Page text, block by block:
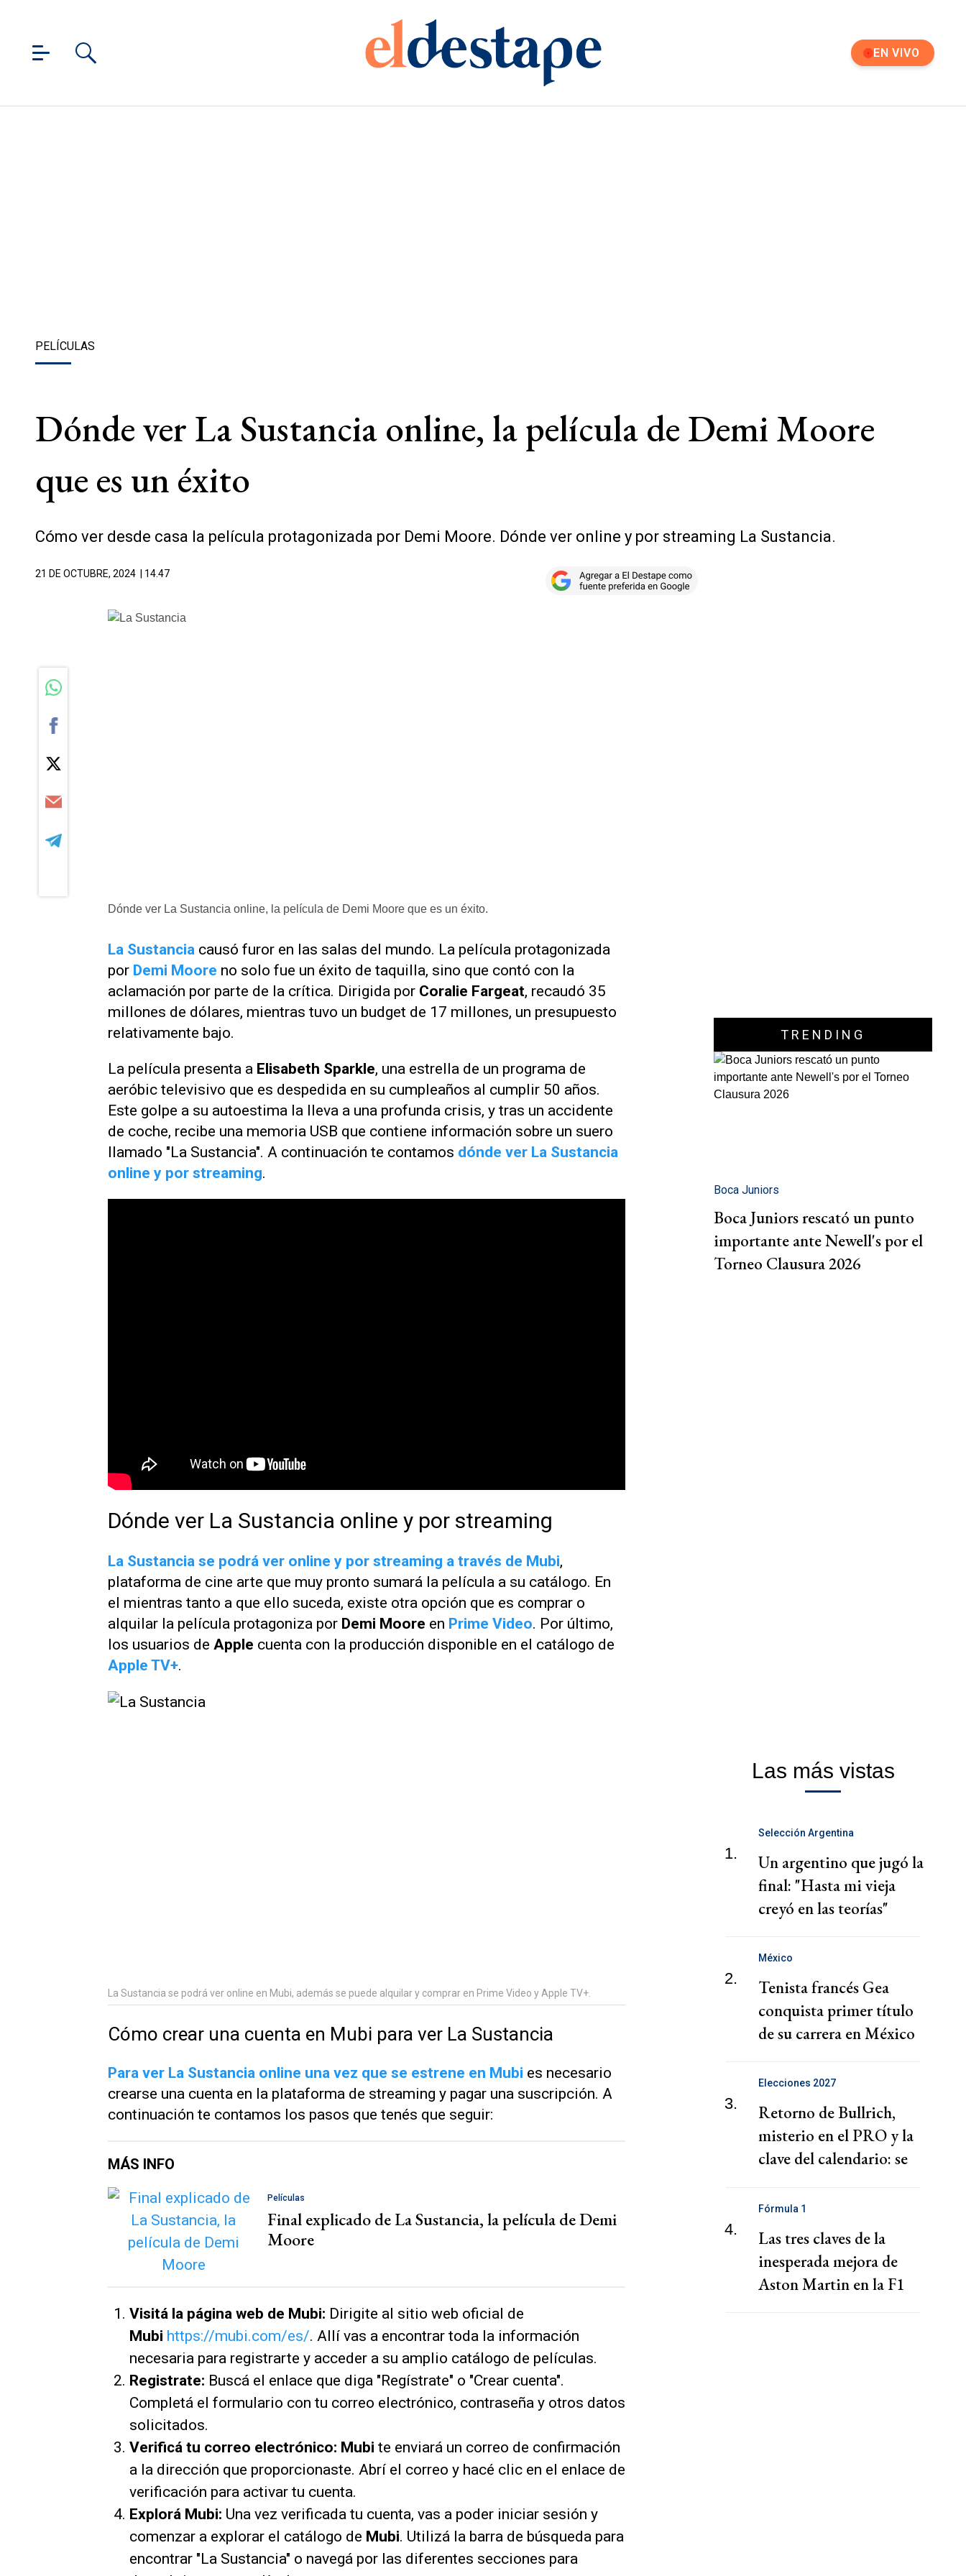
EN VIVO
PELÍCULAS
Dónde ver La Sustancia online, la película de Demi Moore
que es un éxito
Cómo ver desde casa la película protagonizada por Demi Moore. Dónde ver online y por streaming La Sustancia.
21 DE OCTUBRE, 2024 | 14.47
Dónde ver La Sustancia online, la película de Demi Moore que es un éxito.
La Sustancia causó furor en las salas del mundo. La película protagonizada
por Demi Moore no solo fue un éxito de taquilla, sino que contó con la
aclamación por parte de la crítica. Dirigida por Coralie Fargeat, recaudó 35
millones de dólares, mientras tuvo un budget de 17 millones, un presupuesto
relativamente bajo.
La película presenta a Elisabeth Sparkle, una estrella de un programa de
aeróbic televisivo que es despedida en su cumpleaños al cumplir 50 años.
Este golpe a su autoestima la lleva a una profunda crisis, y tras un accidente
de coche, recibe una memoria USB que contiene información sobre un suero
llamado "La Sustancia". A continuación te contamos dónde ver La Sustancia
online y por streaming.
Dónde ver La Sustancia online y por streaming
La Sustancia se podrá ver online y por streaming a través de Mubi,
plataforma de cine arte que muy pronto sumará la película a su catálogo. En
el mientras tanto a que ello suceda, existe otra opción que es comprar o
alquilar la película protagoniza por Demi Moore en Prime Video. Por último,
los usuarios de Apple cuenta con la producción disponible en el catálogo de
Apple TV+.
La Sustancia se podrá ver online en Mubi, además se puede alquilar y comprar en Prime Video y Apple TV+.
Cómo crear una cuenta en Mubi para ver La Sustancia
Para ver La Sustancia online una vez que se estrene en Mubi es necesario
crearse una cuenta en la plataforma de streaming y pagar una suscripción. A
continuación te contamos los pasos que tenés que seguir:
MÁS INFO
Películas
Final explicado de La Sustancia, la película de Demi
Moore
Visitá la página web de Mubi: Dirigite al sitio web oficial de
Mubi https://mubi.com/es/. Allí vas a encontrar toda la información
necesaria para registrarte y acceder a su amplio catálogo de películas.
Registrate: Buscá el enlace que diga "Regístrate" o "Crear cuenta".
Completá el formulario con tu correo electrónico, contraseña y otros datos
solicitados.
Verificá tu correo electrónico: Mubi te enviará un correo de confirmación
a la dirección que proporcionaste. Abrí el correo y hacé clic en el enlace de
verificación para activar tu cuenta.
Explorá Mubi: Una vez verificada tu cuenta, vas a poder iniciar sesión y
comenzar a explorar el catálogo de Mubi. Utilizá la barra de búsqueda para
encontrar "La Sustancia" o navegá por las diferentes secciones para
TRENDING
Boca Juniors
Boca Juniors rescató un punto
importante ante Newell's por el
Torneo Clausura 2026
Las más vistas
1.
Selección Argentina
Un argentino que jugó la
final: "Hasta mi vieja
creyó en las teorías"
2.
México
Tenista francés Gea
conquista primer título
de su carrera en México
3.
Elecciones 2027
Retorno de Bullrich,
misterio en el PRO y la
clave del calendario: se
4.
Fórmula 1
Las tres claves de la
inesperada mejora de
Aston Martin en la F1